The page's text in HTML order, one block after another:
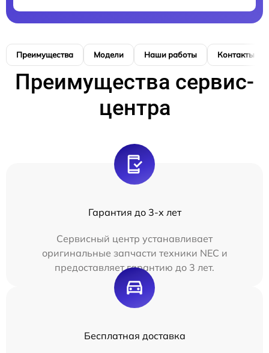
Преимущества Модели Наши работы Контакты
Преимущества сервис-
центра
Гарантия до 3-х лет
Сервисный центр устанавливает
оригинальные запчасти техники NEC и
предоставляет гарантию до 3 лет.
Бесплатная доставка